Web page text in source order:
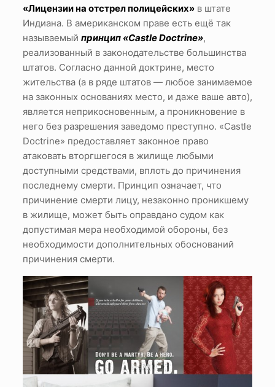
«Лицензии на отстрел полицейских»в штате
Индиана. В американском праве есть ещё так
называемый принцип «Castle Doctrine»,
реализованный в законодательстве большинства
штатов. Согласно данной доктрине, место
жительства (а в ряде штатов — любое занимаемое
на законных основаниях место, и даже ваше авто),
является неприкосновенным, а проникновение в
него без разрешения заведомо преступно. «Castle
Doctrine» предоставляет законное право
атаковать вторгшегося в жилище любыми
доступными средствами, вплоть до причинения
последнему смерти. Принцип означает, что
причинение смерти лицу, незаконно проникшему
в жилище, может быть оправдано судом как
допустимая мера необходимой обороны, без
необходимости дополнительных обоснований
причинения смерти.